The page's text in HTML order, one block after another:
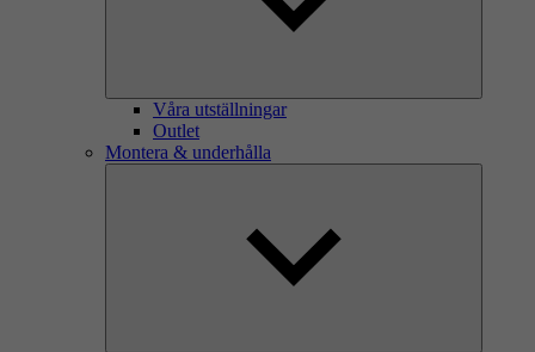
Våra utställningar
Outlet
Montera & underhålla